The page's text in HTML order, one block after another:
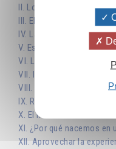
II. Los fundamentos de
III. El sentido de lo
IV. La voz de la
V. Escoger la buena
VI. Los estudios no
VII. Importa más el
VIII. Dominar tanto los
IX. Reconocer las
X. El mundo divino es
XI. ¿Por qué nacemos en
XII. Aprovechar la